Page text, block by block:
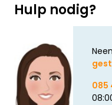
Hulp nodig?
085